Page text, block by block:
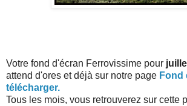
Votre fond d'écran Ferrovissime pour
attend d'ores et déjà sur notre page Fond
télécharger.
Tous les mois, vous retrouverez sur cette